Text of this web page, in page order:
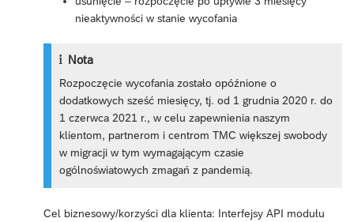
nieaktywności w stanie wycofania
Nota
Rozpoczęcie wycofania zostało opóźnione o
dodatkowych sześć miesięcy, tj. od 1 grudnia 2020 r. do
1 czerwca 2021 r., w celu zapewnienia naszym
klientom, partnerom i centrom TMC większej swobody
w migracji w tym wymagającym czasie
ogólnoświatowych zmagań z pandemią.
Cel biznesowy/korzyści dla klienta: Interfejsy API modułu